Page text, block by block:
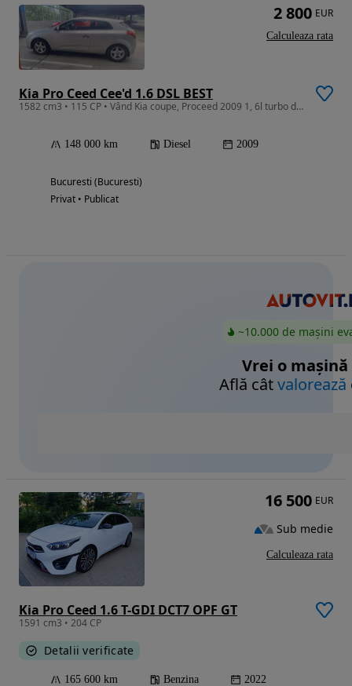
Kia Pro Ceed Cee'd 1.6 DSL BEST
1582 cm3 • 115 CP • Vând Kia coupe, Proceed 2009 1, 6l turbo diesel, 115 cp, 16 valve,
148 000 km Diesel 2009
Bucuresti (Bucuresti)
Privat • Publicat
2 800 EUR
Calculeaza rata
~10.000 de mașini
Vrei o mașină
Află câtvalorează
Kia Pro Ceed 1.6 T-GDI DCT7 OPF GT
1591 cm3 • 204 CP
Detalii verificate
165 600 km Benzina 2022
16 500 EUR
Sub medie
Calculeaza rata